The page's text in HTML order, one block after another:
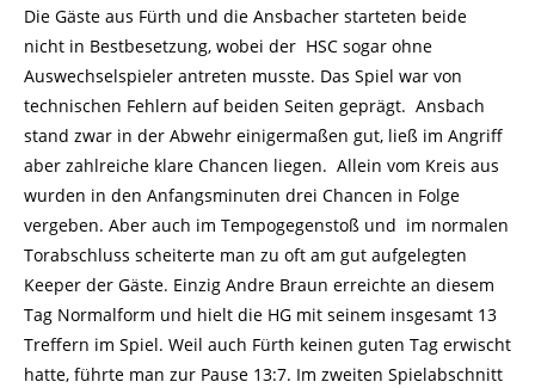
Die Gäste aus Fürth und die Ansbacher starteten beide
nicht in Bestbesetzung, wobei der HSC sogar ohne
Auswechselspieler antreten musste. Das Spiel war von
technischen Fehlern auf beiden Seiten geprägt. Ansbach
stand zwar in der Abwehr einigermaßen gut, ließ im Angriff
aber zahlreiche klare Chancen liegen. Allein vom Kreis aus
wurden in den Anfangsminuten drei Chancen in Folge
vergeben. Aber auch im Tempogegenstoß und im normalen
Torabschluss scheiterte man zu oft am gut aufgelegten
Keeper der Gäste. Einzig Andre Braun erreichte an diesem
Tag Normalform und hielt die HG mit seinem insgesamt 13
Treffern im Spiel. Weil auch Fürth keinen guten Tag erwischt
hatte, führte man zur Pause 13:7. Im zweiten Spielabschnitt